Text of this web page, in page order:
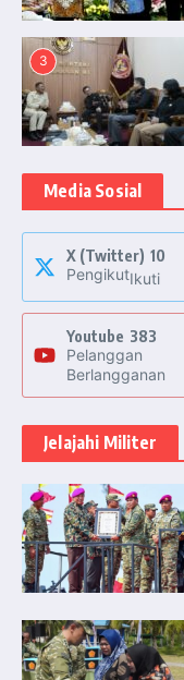
3
Media Sosial
X (Twitter) 10
PengikutIkuti
Youtube 383
Pelanggan
Berlangganan
Jelajahi Militer